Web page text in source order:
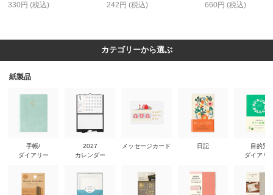
330円 (税込)
242円 (税込)
660円 (税込)
カテゴリーから選ぶ
紙製品
手帳/
ダイアリー
2027
カレンダー
メッセージカード 日記
目的別
ダイアリ